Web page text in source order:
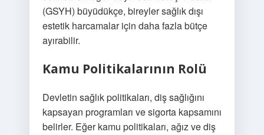
(GSYH) büyüdükçe, bireyler sağlık dışı
estetik harcamalar için daha fazla bütçe
ayırabilir.
Kamu Politikalarının Rolü
Devletin sağlık politikaları, diş sağlığını
kapsayan programları ve sigorta kapsamını
belirler. Eğer kamu politikaları, ağız ve diş